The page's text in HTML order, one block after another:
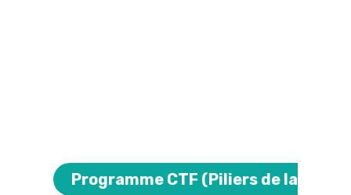
Programme CTF (Piliers de la